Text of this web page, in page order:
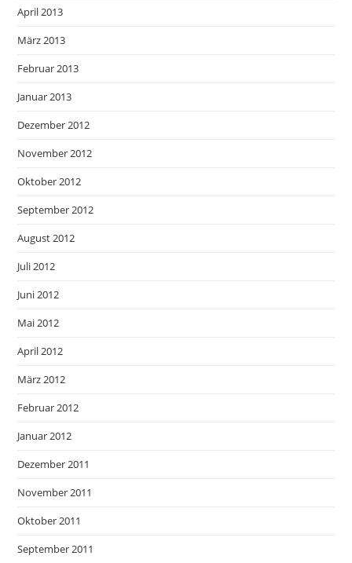
April 2013
März 2013
Februar 2013
Januar 2013
Dezember 2012
November 2012
Oktober 2012
September 2012
August 2012
Juli 2012
Juni 2012
Mai 2012
April 2012
März 2012
Februar 2012
Januar 2012
Dezember 2011
November 2011
Oktober 2011
September 2011